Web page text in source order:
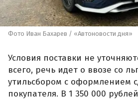
Фото Иван Бахарев / «Автоновости дня»
Условия поставки не
всего, речь идет о ввозе со
утильсбором с оформлением
покупателя. В 1 350 000